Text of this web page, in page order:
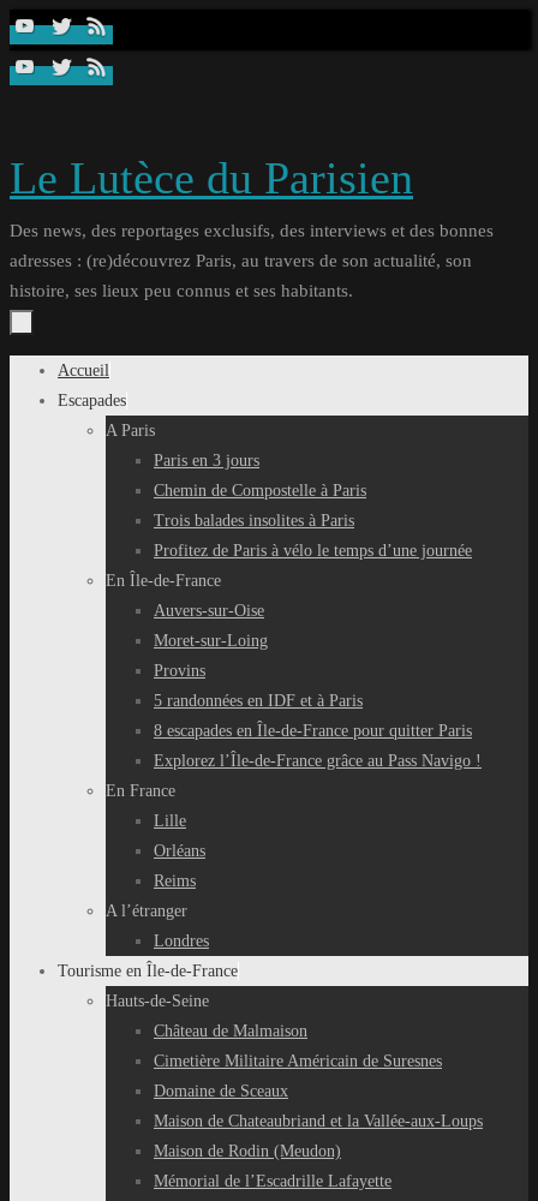
Passer
contenu
Le Lutèce du Parisien
Des news, des reportages exclusifs, des interviews et des bonnes
adresses : (re)découvrez Paris, au travers de son actualité, son
histoire, ses lieux peu connus et ses habitants.
Passer
Accueil
Escapades
A Paris
Paris en 3 jours
Chemin de Compostelle à Paris
Trois balades insolites à Paris
Profitez de Paris à vélo le temps d’une journée
En Île-de-France
Auvers-sur-Oise
Moret-sur-Loing
Provins
5 randonnées en IDF et à Paris
8 escapades en Île-de-France pour quitter Paris
Explorez l’Île-de-France grâce au Pass Navigo !
En France
Lille
Orléans
Reims
A l’étranger
Londres
Tourisme en Île-de-France
Hauts-de-Seine
Château de Malmaison
Cimetière Militaire Américain de Suresnes
Domaine de Sceaux
Maison de Chateaubriand et la Vallée-aux-Loups
Maison de Rodin (Meudon)
Mémorial de l’Escadrille Lafayette